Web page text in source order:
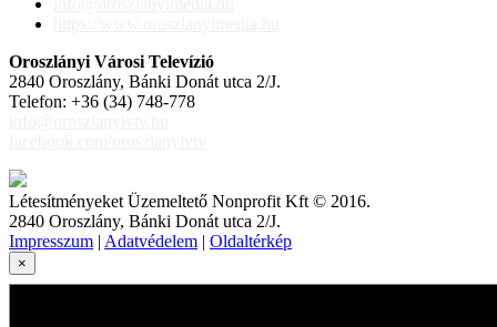
Oroszlányi Városi Televízió
2840 Oroszlány, Bánki Donát utca 2/J.
Telefon: +36 (34) 748-778
Létesítményeket Üzemeltető Nonprofit Kft © 2016.
2840 Oroszlány, Bánki Donát utca 2/J.
Impresszum | Adatvédelem | Oldaltérkép
×